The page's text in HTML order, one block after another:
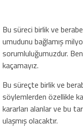
Bu süreci birlik ve
umudunu bağlamış
sorumluluğumuzdur.
kaçamayız.
Bu süreçte birlik ve
söylemlerden özellikle
kararları alanlar ve bu
ulaşmış olacaktır.